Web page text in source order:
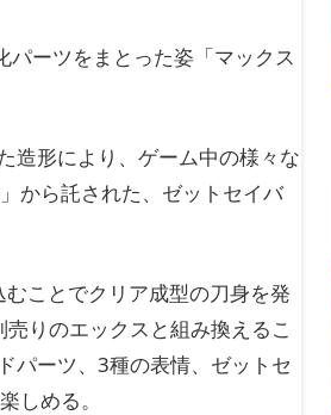
パーツをまとった姿「マックス
造形により、ゲーム中の様々な
から託された、ゼットセイバ
ことでクリア成型の刀身を発
りのエックスと組み換えるこ
パーツ、3種の表情、ゼットセ
しめる。